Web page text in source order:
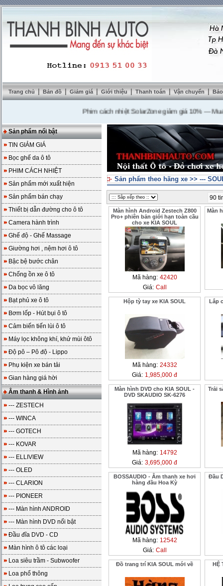
Trang chủ | Bản đồ | Giảm giá | Giới thiệu | Thanh toán | Vận chuyển |
Phim cách nhiệt SolarZone giảm giá 10%---Mua
Sản phẩm nổi bật
TIN GIẢM GIÁ
Bọc ghế da ô tô
PHIM CÁCH NHIỆT
Sản phẩm mới xuất hiện
Sản phẩm bán chạy
Thiết bị dẫn đường cho ô tô
Camera hành trình
Ghế độ - Ghế Massage
Giường hơi , nệm hơi ô tô
Bậc bệ bước chân
Chống ồn xe ô tô
Da bọc vô lăng
Bạt phủ xe ô tô
Bơm lốp - Hút bụi ô tô
Cảm biến tiến lùi ô tô
Máy lọc không khí, khử mùi ôtô
Độ pô – Pô độ - Lippo
Phụ kiện xe bán tải
Gian hàng giá hời
Âm thanh & Hình ảnh
--- ZESTECH
--- WINCA
--- GOTECH
--- KOVAR
--- ELLIVIEW
--- OLED
--- CLARION
--- PIONEER
--- Màn hình ANDROID
--- Màn hình DVD nổi bật
Đầu đĩa DVD - CD
Màn hình ô tô các loại
Loa siêu trầm - Subwoofer
Loa phổ thông
Sản phẩm theo hãng xe >> ---
90
Màn hình Android Zestech Z800
Pro+ phiên bản giới hạn toàn cầu
cho xe KIA SOUL
Mã hàng: 42420
Giá: Call
Màn
Hộp tỳ tay xe KIA SOUL
Mã hàng: 24332
Giá: 1,985,000 đ
Lắp
Màn hình DVD cho KIA SOUL -
DVD SKAUDIO SK-6276
Mã hàng: 14792
Giá: 3,695,000 đ
Trải
BOSSAUDIO - Âm thanh xe hơi
hàng đầu Hoa Kỳ
Mã hàng: 12542
Giá: Call
Đầu
Đồ trang trí KIA SOUL mới về HỆ